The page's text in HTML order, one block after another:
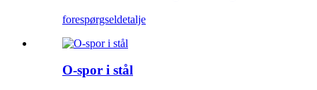
forespørgseldetalje
O-spor i stål